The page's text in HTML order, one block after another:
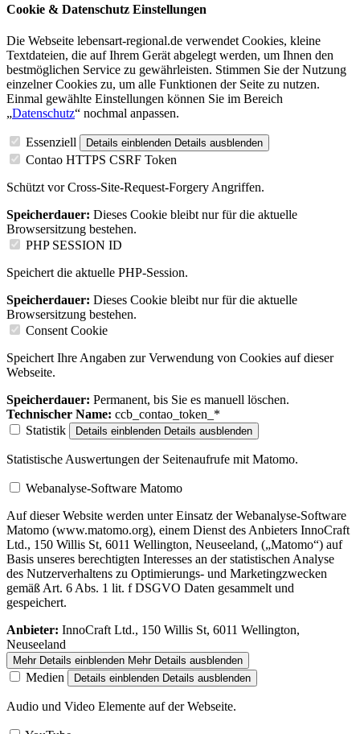
Cookie & Datenschutz Einstellungen
Die Webseite lebensart-regional.de verwendet Cookies, kleine
Textdateien, die auf Ihrem Gerät abgelegt werden, um Ihnen den
bestmöglichen Service zu gewährleisten. Stimmen Sie der Nutzung
einzelner Cookies zu, um alle Funktionen der Seite zu nutzen.
Einmal gewählte Einstellungen können Sie im Bereich
„Datenschutz“ nochmal anpassen.
Essenziell Details einblenden Details ausblenden
Contao HTTPS CSRF Token
Schützt vor Cross-Site-Request-Forgery Angriffen.
Speicherdauer: Dieses Cookie bleibt nur für die aktuelle
Browsersitzung bestehen.
PHP SESSION ID
Speichert die aktuelle PHP-Session.
Speicherdauer: Dieses Cookie bleibt nur für die aktuelle
Browsersitzung bestehen.
Consent Cookie
Speichert Ihre Angaben zur Verwendung von Cookies auf dieser
Webseite.
Speicherdauer: Permanent, bis Sie es manuell löschen.
Technischer Name: ccb_contao_token_*
Statistik
Details einblenden Details ausblenden
Statistische Auswertungen der Seitenaufrufe mit Matomo.
Webanalyse-Software Matomo
Auf dieser Website werden unter Einsatz der Webanalyse-Software
Matomo (www.matomo.org), einem Dienst des Anbieters InnoCraft
Ltd., 150 Willis St, 6011 Wellington, Neuseeland, („Matomo“) auf
Basis unseres berechtigten Interesses an der statistischen Analyse
des Nutzerverhaltens zu Optimierungs- und Marketingzwecken
gemäß Art. 6 Abs. 1 lit. f DSGVO Daten gesammelt und
gespeichert.
Anbieter: InnoCraft Ltd., 150 Willis St, 6011 Wellington,
Neuseeland
Mehr Details einblenden Mehr Details ausblenden
Medien Details einblenden Details ausblenden
Audio und Video Elemente auf der Webseite.